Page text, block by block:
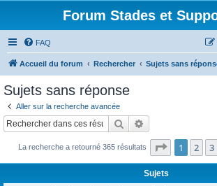
Forum Stades et
FAQ
Accueil du forum Rechercher Sujets sans
Sujets sans réponse
Aller sur la recherche avancée
Rechercher
La recherche a retourné 365 résultats Page 1sur19
1 2 3
Sujets